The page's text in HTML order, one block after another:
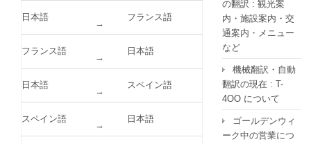
日本語
→
フランス語
フランス語
→
日本語
日本語
→
スペイン語
スペイン語
→
日本語
の翻訳 : 観光案
内・施設案内・交
通案内・メニュー
など
機械翻訳・自動
翻訳の現在 : T-
4OO について
ゴールデンウィ
ーク中の営業につ